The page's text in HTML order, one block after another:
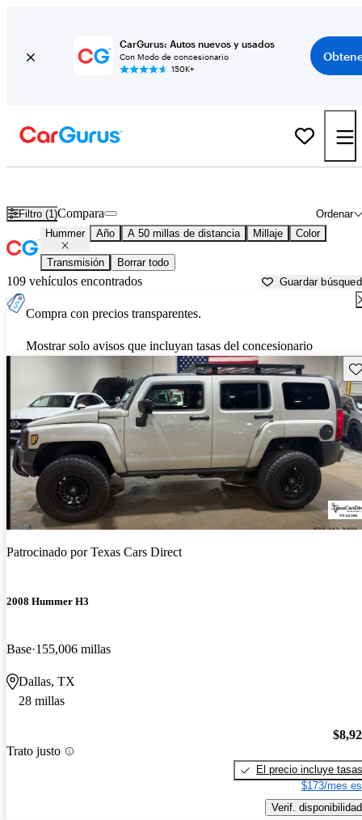
CarGurus: Autos nuevos y usados
Con Modo de concesionario
150K+
Filtro (1) Ordenar
Compara
Hummer Año A 50 millas de distancia Millaje Color
Transmisión Borrar todo
109 vehículos encontrados Guardar
Compra con precios transparentes.
Mostrar solo avisos que incluyan tasas del concesionario
Patrocinado porTexas Cars Direct
2008 Hummer H3
Base 155,006 millas
Dallas, TX
28 millas
Trato justo
El precio incluye tasas
$173/mes
Verif. disponibilidad